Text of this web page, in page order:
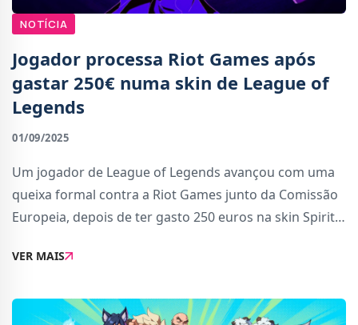
NOTÍCIA
Jogador processa Riot Games após
gastar 250€ numa skin de League of
Legends
01/09/2025
Um jogador de League of Legends avançou com uma
queixa formal contra a Riot Games junto da Comissão
Europeia, depois de ter gasto 250 euros na skin Spirit
não cumpre os padrões anunciados pela em
VER MAIS